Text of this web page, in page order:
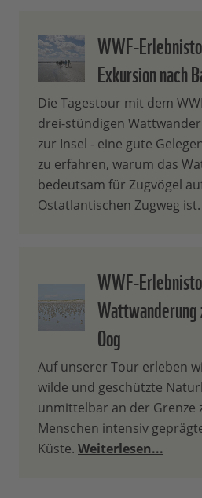
WWF-
Exkursion nach
Die Tagestour mit dem
drei-stündigen
zur Insel - eine gute
zu erfahren, warum das
bedeutsam für Zugvögel
Ostatlantischen Zugweg ist.
WWF-
Oog
Auf unserer Tour erleben
wilde und geschützte
unmittelbar an der Grenze
Menschen intensiv
Küste. Weiterlesen...